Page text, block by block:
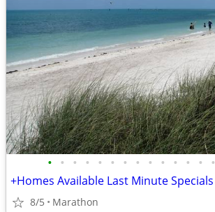
• • • • • • • • • • • • • •
+Homes Available Last Minute Specials
8/5 Marathon